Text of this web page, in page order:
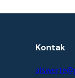
Kontak